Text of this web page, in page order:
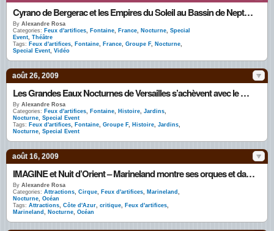
Cyrano de Bergerac et les Empires du Soleil au Bassin de Neptune de Versailles par le Groupe F
By Alexandre Rosa
Categories: Feux d'artifices, Fontaine, France, Nocturne, Special
Event, Théâtre
Tags: Feux d'artifices, Fontaine, France, Groupe F, Nocturne,
Special Event, Vidéo
août 26, 2009
Les Grandes Eaux Nocturnes de Versailles s’achèvent avec le Groupe F
By Alexandre Rosa
Categories: Feux d'artifices, Fontaine, Histoire, Jardins,
Nocturne, Special Event
Tags: Feux d'artifices, Fontaine, Groupe F, Histoire, Jardins,
Nocturne, Special Event
août 16, 2009
IMAGINE et Nuit d’Orient – Marineland montre ses orques et dauphins en nocturne
By Alexandre Rosa
Categories: Attractions, Cirque, Feux d'artifices, Marineland ,
Nocturne, Océan
Tags: Attractions, Côte d'Azur, critique, Feux d'artifices,
Marineland , Nocturne, Océan